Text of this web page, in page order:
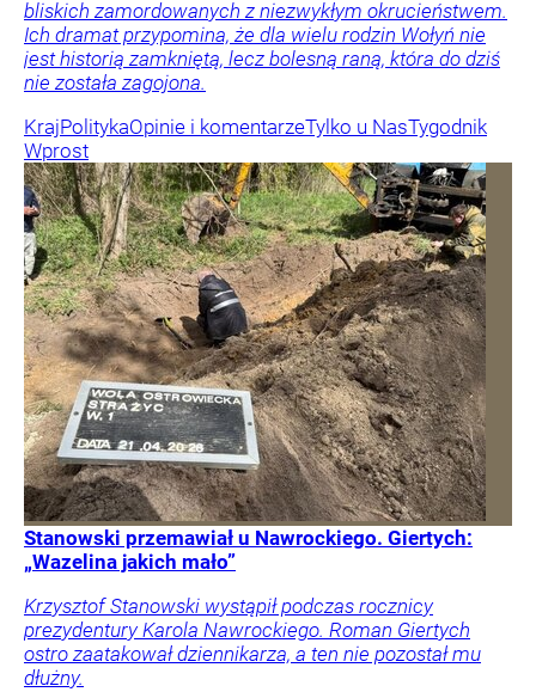
bliskich zamordowanych z niezwykłym okrucieństwem.
Ich dramat przypomina, że dla wielu rodzin Wołyń nie
jest historią zamkniętą, lecz bolesną raną, która do dziś
nie została zagojona.
KrajPolitykaOpinie i komentarzeTylko u NasTygodnik
Wprost
Stanowski przemawiał u Nawrockiego. Giertych:
„Wazelina jakich mało”
Krzysztof Stanowski wystąpił podczas rocznicy
prezydentury Karola Nawrockiego. Roman Giertych
ostro zaatakował dziennikarza, a ten nie pozostał mu
dłużny.